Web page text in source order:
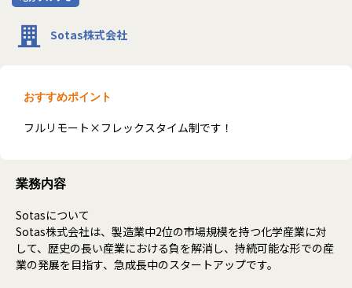
Sotas株式会社
おすすめポイント
フルリモート×フレックスタイム制です！
業務内容
Sotasについて
Sotas株式会社は、製造業中2位の市場規模を持つ化学産業に対
して、歴史の長い産業における負を解消し、持続可能な形での産
業の発展を目指す、急成長中のスタートアップです。